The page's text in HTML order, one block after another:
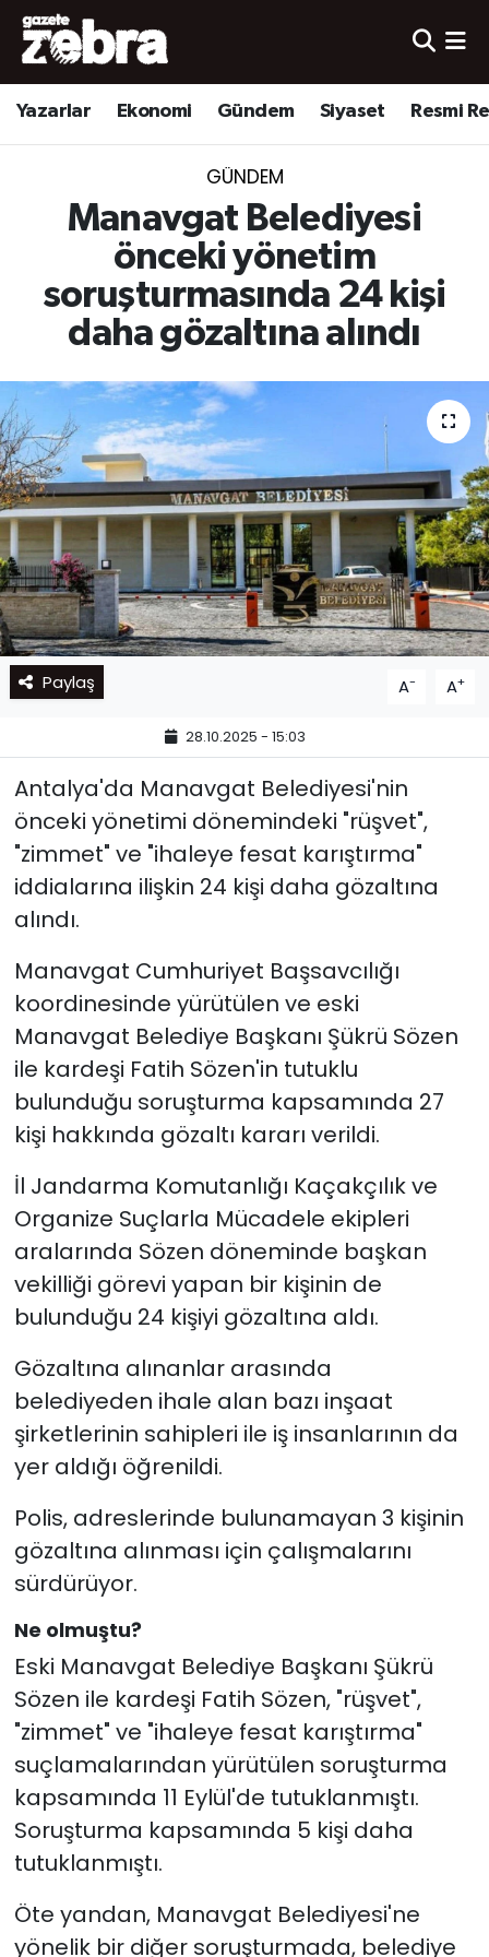
Yazarlar Ekonomi Gündem Siyaset Resmi
GÜNDEM
Manavgat Belediyesi
önceki yönetim
soruşturmasında 24 kişi
daha gözaltına alındı
Paylaş A- A+
28.10.2025 - 15:03
Antalya'da Manavgat Belediyesi'nin
önceki yönetimi dönemindeki "rüşvet",
"zimmet" ve "ihaleye fesat karıştırma"
iddialarına ilişkin 24 kişi daha gözaltına
alındı.
Manavgat Cumhuriyet Başsavcılığı
koordinesinde yürütülen ve eski
Manavgat Belediye Başkanı Şükrü Sözen
ile kardeşi Fatih Sözen'in tutuklu
bulunduğu soruşturma kapsamında 27
kişi hakkında gözaltı kararı verildi.
İl Jandarma Komutanlığı Kaçakçılık ve
Organize Suçlarla Mücadele ekipleri
aralarında Sözen döneminde başkan
vekilliği görevi yapan bir kişinin de
bulunduğu 24 kişiyi gözaltına aldı.
Gözaltına alınanlar arasında
belediyeden ihale alan bazı inşaat
şirketlerinin sahipleri ile iş insanlarının da
yer aldığı öğrenildi.
Polis, adreslerinde bulunamayan 3 kişinin
gözaltına alınması için çalışmalarını
sürdürüyor.
Ne olmuştu?
Eski Manavgat Belediye Başkanı Şükrü
Sözen ile kardeşi Fatih Sözen, "rüşvet",
"zimmet" ve "ihaleye fesat karıştırma"
suçlamalarından yürütülen soruşturma
kapsamında 11 Eylül'de tutuklanmıştı.
Soruşturma kapsamında 5 kişi daha
tutuklanmıştı.
Öte yandan, Manavgat Belediyesi'ne
yönelik bir diğer soruşturmada, belediye
Yazarlar
Ekonomi
Spor
Nöbetçi Eczaneler
Hava Durumu
Süper Lig Puan Durumu ve Fikstür
Tüm Manşetler
Haber Arşivi